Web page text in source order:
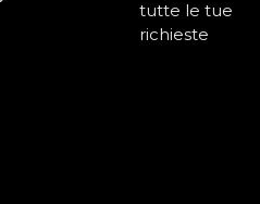
tutte le tue
richieste